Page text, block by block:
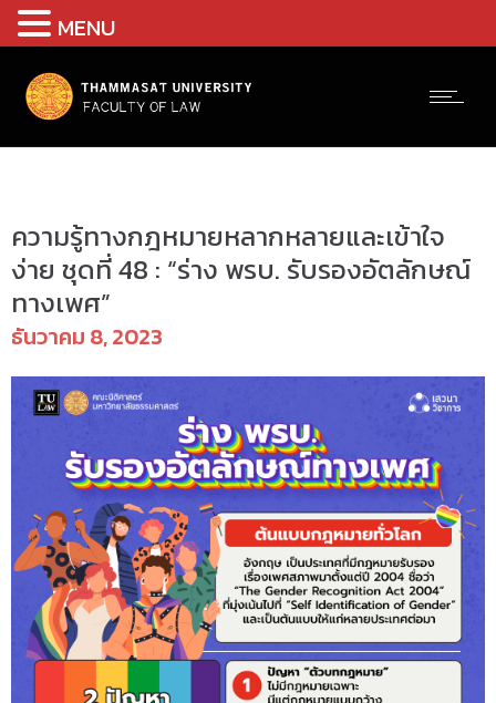
ความรู้ทางกฎหมายหลากหลายและเข้าใจ
ง่าย ชุดที่ 48 : “ร่าง พรบ. รับรองอัตลักษณ์
ทางเพศ”
ธันวาคม 8, 2023
MENU